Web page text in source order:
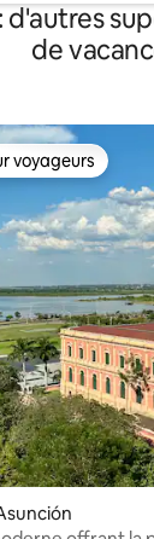
d'autres
de
les plus
voyageurs